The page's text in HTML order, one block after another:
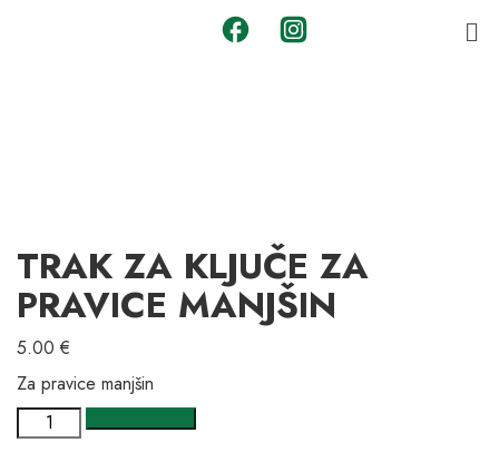
TRAK ZA KLJUČE ZA
PRAVICE MANJŠIN
5.00€
Za pravice manjšin